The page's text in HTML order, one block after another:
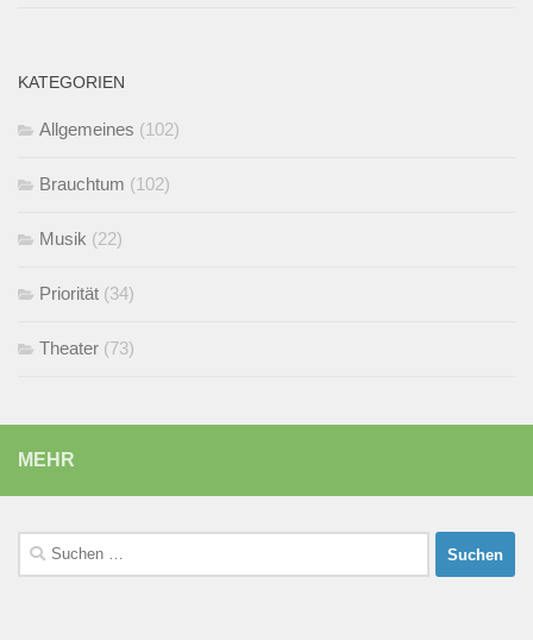
KATEGORIEN
Allgemeines (102)
Brauchtum (102)
Musik (22)
Priorität (34)
Theater (73)
MEHR
Suchen
nach: